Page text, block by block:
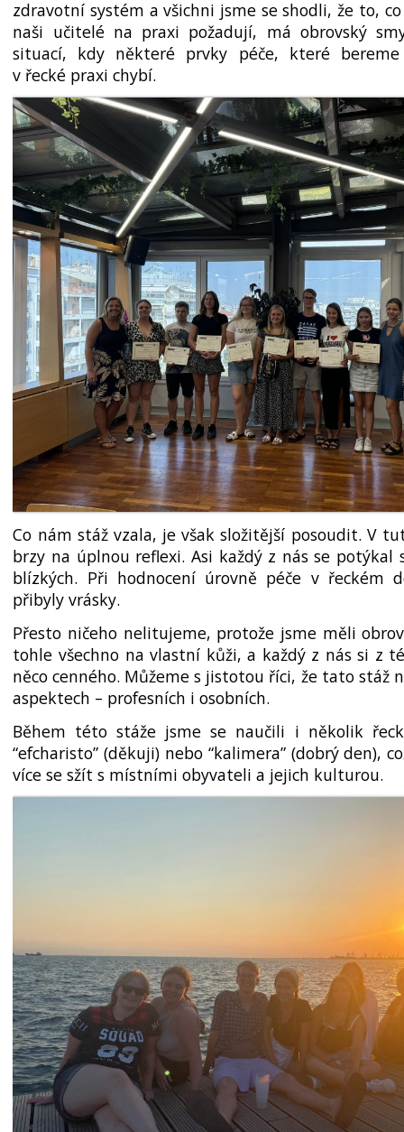
zdravotní systém a všichni jsme se shodli, že to,
naši učitelé na praxi požadují, má obrovský
situací, kdy některé prvky péče, které bereme
v řecké praxi chybí.
Co nám stáž vzala, je však složitější posoudit. V
brzy na úplnou reflexi. Asi každý z nás se potýkal
blízkých. Při hodnocení úrovně péče v řeckém
přibyly vrásky.
Přesto ničeho nelitujeme, protože jsme měli
tohle všechno na vlastní kůži, a každý z nás si z
něco cenného. Můžeme s jistotou říci, že tato stáž
aspektech – profesních i osobních.
Během této stáže jsme se naučili i několik
“efcharisto” (děkuji) nebo “kalimera” (dobrý den),
více se sžít s místními obyvateli a jejich kulturou.